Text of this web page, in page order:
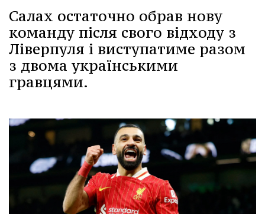
Салах остаточно обрав нову
команду після свого відходу з
Ліверпуля і виступатиме разом
з двома українськими
гравцями.